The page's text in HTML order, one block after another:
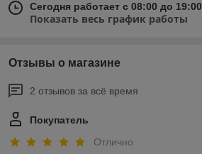
Сегодня работает с 08:00 до 19:00
Показать весь график работы
Отзывы о магазине
2 отзывов за всё время
Покупатель
Отлично